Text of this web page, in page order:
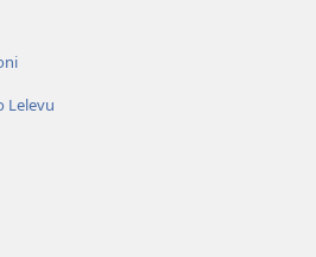
Lelevu